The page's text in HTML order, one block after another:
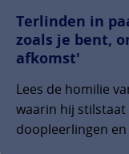
Terlinden in
zoals je bent,
afkomst'
Lees de homilie
waarin hij stilstaat
doopleerlingen